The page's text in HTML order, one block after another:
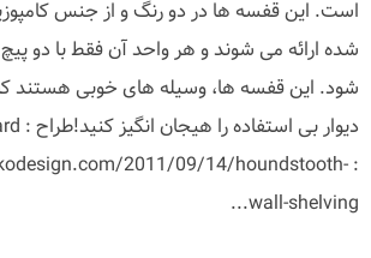
است. این قفسه ها در دو رنگ و از جنس
شده ارائه می شوند و هر واحد آن فقط با دو
شود. این قفسه ها، وسیله های خوبی هستند
2011/09/14/houndstooth-
wall-shelving...